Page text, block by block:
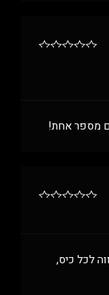
מספר אחת!
לכל כיס,